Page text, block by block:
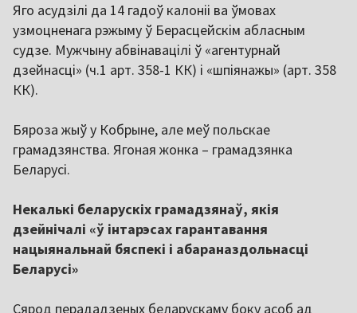
Яго асудзілі да 14 гадоў калоніі ва ўмовах
узмоцненага рэжыму ў Берасцейскім абласным
судзе. Мужчыну абвінавацілі ў «агентурнай
дзейнасці» (ч.1 арт. 358-1 КК) і «шпіянажы» (арт. 358
КК).
Бяроза жыў у Кобрыне, але меў польскае
грамадзянства. Ягоная жонка ­– грамадзянка
Беларусі.
Некалькі беларускіх грамадзянаў, якія
дзейнічалі «ў інтарэсах гарантавання
нацыянальнай бяспекі і абараназдольнасці
Беларусі»
Сярод перададзеных беларускаму боку асоб ад